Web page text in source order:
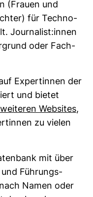
(Frauen und
für Tech­no­
Jour­na­list:innen
oder Fach­
Exper­tinnen der
und bietet
Web­sites,
zu vielen
mit über
Füh­rungs­
Namen oder